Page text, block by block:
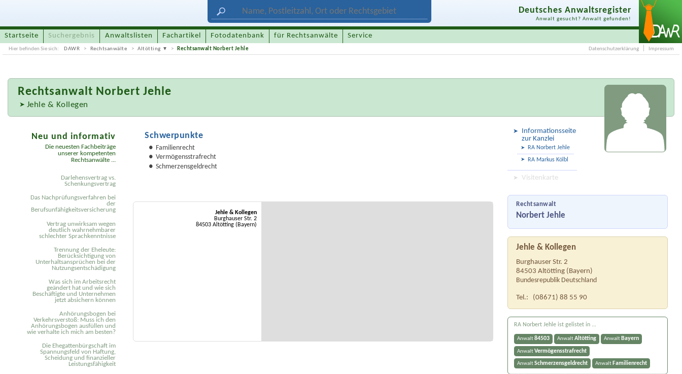
Deutsches Anwaltsregister
Anwalt gesucht? Anwalt gefunden!
Startseite Suchergebnis Anwaltslisten Fachartikel Fotodatenbank für Rechtsanwälte Service
Hier befinden Sie sich: DAWR Rechtsanwälte Altötting Rechtsanwalt Norbert Jehle Datenschutzerklärung Impressum
Rechtsanwalt Norbert Jehle
Jehle & Kollegen
Informationsseite
zur Kanzlei
RA Norbert Jehle
RA Markus Kölbl
Visitenkarte
Rechtsanwalt
Norbert Jehle
Jehle & Kollegen
Burghauser Str. 2
84503 Altötting (Bayern)
Bundesrepublik Deutschland
Tel.: (08671) 88 55 90
RA Norbert Jehle ist gelistet in ...
Anwalt84503 AnwaltAltötting AnwaltBayern
AnwaltVermögensstrafrecht
AnwaltSchmerzensgeldrecht Anwalt Familienrecht
Schwerpunkte
Familienrecht
Vermögensstrafrecht
Schmerzensgeldrecht
Jehle & Kollegen
Burghauser Str. 2
84503 Altötting (Bayern)
Neu und informativ
Die neuesten Fachbeiträge
unserer kompetenten
Rechtsanwälte ...
Darlehensvertrag vs.
Schenkungsvertrag
Das Nachprüfungsverfahren bei
der
Berufsunfähigkeitsversicherung
Vertrag unwirksam wegen
deutlich wahrnehmbarer
schlechter Sprachkenntnisse
Trennung der Eheleute:
Berücksichtigung von
Unterhaltsansprüchen bei der
Nutzungsentschädigung
Was sich im Arbeitsrecht
geändert hat und wie sich
Beschäftigte und Unternehmen
jetzt absichern können
Anhörungsbogen bei
Verkehrsverstoß: Muss ich den
Anhörungsbogen ausfüllen und
wie verhalte ich mich am besten?
Die Ehegattenbürgschaft im
Spannungsfeld von Haftung,
Scheidung und finanzieller
Leistungsfähigkeit